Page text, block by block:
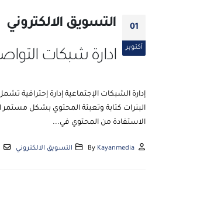
01
أكتوبر
التسويق الالكتروني
ادارة شبكات
إدارة الشبكات الإجتماعية إدارة إحترافية
البنرات كتابة وتعبئة المحتوي بشكل مستمر
الاستفادة من المحتوي في...
By Kayanmedia التسويق الالكتروني